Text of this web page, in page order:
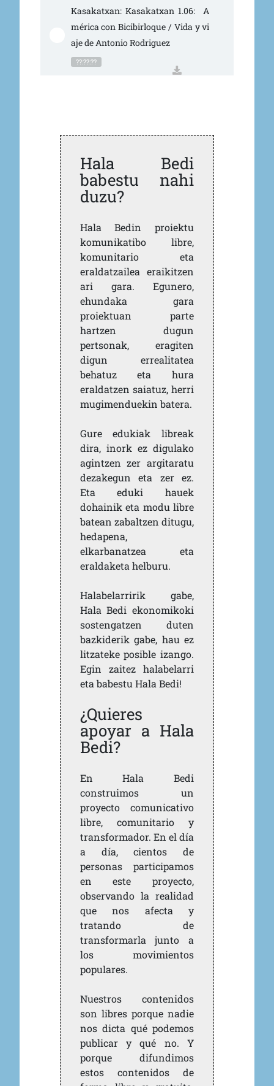
Kasakatxan: Kasakatxan 1.06:  A
mérica con Bicibirloque / Vida y vi
aje de Antonio Rodriguez
??:??:??
Hala Bedi
babestu nahi
duzu?
Hala Bedin proiektu
komunikatibo libre,
komunitario eta
eraldatzailea eraikitzen
ari gara. Egunero,
ehundaka gara
proiektuan parte
hartzen dugun
pertsonak, eragiten
digun errealitatea
behatuz eta hura
eraldatzen saiatuz, herri
mugimenduekin batera.
Gure edukiak libreak
dira, inork ez digulako
agintzen zer argitaratu
dezakegun eta zer ez.
Eta eduki hauek
dohainik eta modu libre
batean zabaltzen ditugu,
hedapena,
elkarbanatzea eta
eraldaketa helburu.
Halabelarririk gabe,
Hala Bedi ekonomikoki
sostengatzen duten
bazkiderik gabe, hau ez
litzateke posible izango.
Egin zaitez halabelarri
eta babestu Hala Bedi!
¿Quieres
apoyar a Hala
Bedi?
En Hala Bedi
construimos un
proyecto comunicativo
libre, comunitario y
transformador. En el día
a día, cientos de
personas participamos
en este proyecto,
observando la realidad
que nos afecta y
tratando de
transformarla junto a
los movimientos
populares.
Nuestros contenidos
son libres porque nadie
nos dicta qué podemos
publicar y qué no. Y
porque difundimos
estos contenidos de